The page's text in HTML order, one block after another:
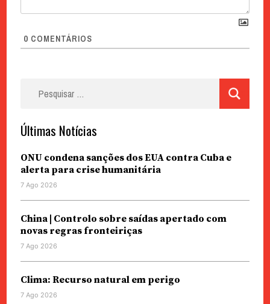
0 COMENTÁRIOS
Últimas Notícias
ONU condena sanções dos EUA contra Cuba e
alerta para crise humanitária
7 Ago 2026
China | Controlo sobre saídas apertado com
novas regras fronteiriças
7 Ago 2026
Clima: Recurso natural em perigo
7 Ago 2026